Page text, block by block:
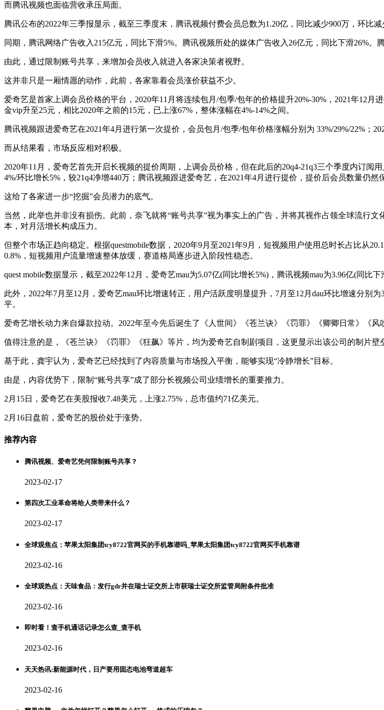
而腾讯视频也面临营收承压局面。
腾讯公布的2022年三季报显示，截至三季度末，腾讯视频付费会员总数为1.20亿，同比减少900万，环比减
同期，腾讯网络广告收入215亿元，同比下滑5%。腾讯视频所处的媒体广告收入26亿元，同比下滑26%。
由此，通过限制账号共享，来增加会员收入就进入各家决策者视野。
这并非只是一厢情愿的动作，此前，各家靠着会员涨价获益不少。
爱奇艺是首家上调会员价格的平台，2020年11月将连续包月/包季/包年的价格提升20%-30%，2021年12
金vip升至25元，相比2020年之前的15元，已上涨67%，整体涨幅在4%-14%之间。
腾讯视频跟进爱奇艺在2021年4月进行第一次提价，会员包月/包季/包年价格涨幅分别为 33%/29%/22%；
而从结果看，市场反应相对积极。
2020年11月，爱奇艺首先开启长视频的提价周期，上调会员价格，但在此后的20q4-21q3三个季度内订阅
4%/环比增长5%，较21q4净增440万；腾讯视频跟进爱奇艺，在2021年4月进行提价，提价后会员数量仍
这给了各家进一步“挖掘”会员潜力的底气。
当然，此举也并非没有损伤。此前，奈飞就将“账号共享”视为事实上的广告，并将其视作占领全球流行
本，对月活增长构成压力。
但整个市场正趋向稳定。根据questmobile数据，2020年9月至2021年9月，短视频用户使用总时长占比从
0.8%，短视频用户流量增速整体放缓，赛道格局逐步进入阶段性稳态。
quest mobile数据显示，截至2022年12月，爱奇艺mau为5.07亿(同比增长5%)，腾讯视频mau为3.96亿(同比
此外，2022年7月至12月，爱奇艺mau环比增速转正，用户活跃度明显提升，7月至12月dau环比增速分别
平。
爱奇艺增长动力来自爆款拉动。2022年至今先后诞生了《人世间》《苍兰诀》《罚罪》《卿卿日常》《
值得注意的是，《苍兰诀》《罚罪》《狂飙》等片，均为爱奇艺自制剧项目，这更显示出该公司的制片壁
基于此，龚宇认为，爱奇艺已经找到了内容质量与市场投入平衡，能够实现“冷静增长”目标。
由是，内容优势下，限制“账号共享”成了部分长视频公司业绩增长的重要推力。
2月15日，爱奇艺在美股报收7.48美元，上涨2.75%，总市值约71亿美元。
2月16日盘前，爱奇艺的股价处于涨势。
推荐内容
腾讯视频、爱奇艺凭何限制账号共享？
2023-02-17
第四次工业革命将给人类带来什么？
2023-02-17
全球观焦点：苹果太阳集团tcy8722官网买的手机靠谱吗_苹果太阳集团tcy8722官网买手机靠谱
2023-02-16
全球观热点：天味食品：发行gdr并在瑞士证交所上市获瑞士证交所监管局附条件批准
2023-02-16
即时看！查手机通话记录怎么查_查手机
2023-02-16
天天热讯:新能源时代，日产要用固态电池弯道超车
2023-02-16